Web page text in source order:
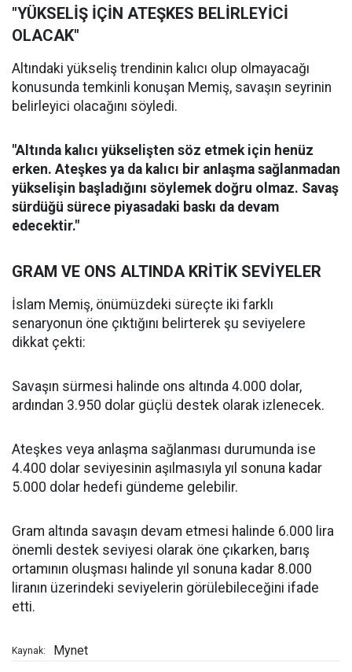
"YÜKSELİŞ İÇİN ATEŞKES BELİRLEYİCİ
OLACAK"
Altındaki yükseliş trendinin kalıcı olup olmayacağı
konusunda temkinli konuşan Memiş, savaşın seyrinin
belirleyici olacağını söyledi.
"Altında kalıcı yükselişten söz etmek için henüz
erken. Ateşkes ya da kalıcı bir anlaşma sağlanmadan
yükselişin başladığını söylemek doğru olmaz. Savaş
sürdüğü sürece piyasadaki baskı da devam
edecektir."
GRAM VE ONS ALTINDA KRİTİK SEVİYELER
İslam Memiş, önümüzdeki süreçte iki farklı
senaryonun öne çıktığını belirterek şu seviyelere
dikkat çekti:
Savaşın sürmesi halinde ons altında 4.000 dolar,
ardından 3.950 dolar güçlü destek olarak izlenecek.
Ateşkes veya anlaşma sağlanması durumunda ise
4.400 dolar seviyesinin aşılmasıyla yıl sonuna kadar
5.000 dolar hedefi gündeme gelebilir.
Gram altında savaşın devam etmesi halinde 6.000 lira
önemli destek seviyesi olarak öne çıkarken, barış
ortamının oluşması halinde yıl sonuna kadar 8.000
liranın üzerindeki seviyelerin görülebileceğini ifade
etti.
Kaynak: Mynet